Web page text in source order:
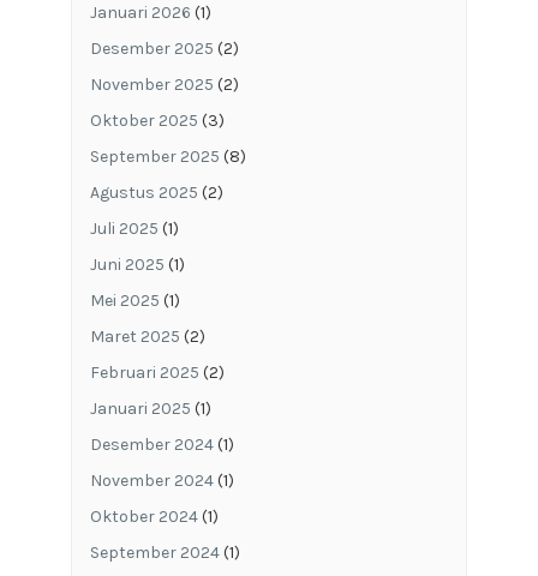
Januari 2026 (1)
Desember 2025 (2)
November 2025 (2)
Oktober 2025 (3)
September 2025 (8)
Agustus 2025 (2)
Juli 2025 (1)
Juni 2025 (1)
Mei 2025 (1)
Maret 2025 (2)
Februari 2025 (2)
Januari 2025 (1)
Desember 2024(1)
November 2024(1)
Oktober 2024(1)
September 2024(1)